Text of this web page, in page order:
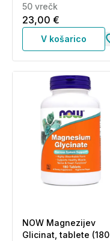
50 vrečk
23,00 €
V košarico
NOW Magnezijev
Glicinat, tablete (180